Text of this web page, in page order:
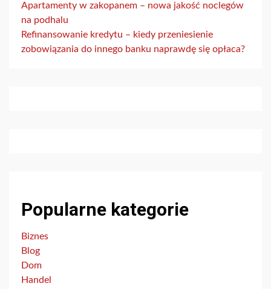
Apartamenty w zakopanem – nowa jakość noclegów
na podhalu
Refinansowanie kredytu – kiedy przeniesienie
zobowiązania do innego banku naprawdę się opłaca?
Popularne kategorie
Biznes
Blog
Dom
Handel